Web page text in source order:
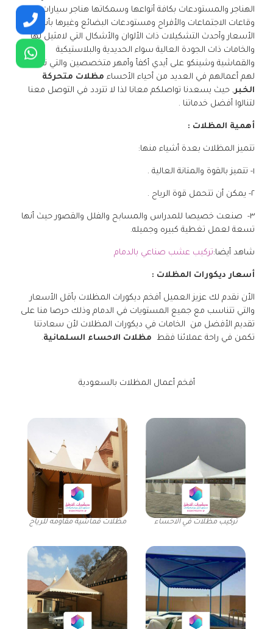
الهناجر والمستودعات بكافة أنواعها وسمكاتها هناجر سيارات
وقاعات الاجتماعات والأفراح ومستودعات البضائع وغيرها بأنسب
الأسعار وأحدث التشكيلات ذات الألوان والأشكال التي لامثيل لها
والخامات ذات الجودة العالية سواء الحديدية والبلاستيكية
والقماشية وشينكو على أيدي أكفأ وأمهر متخصصين والتي تشهد
لهم أعمالهم في العديد من أحياء الأحساء مظلات متحركة
الخبر, حيث يسعدنا تواصلكم معانا لذا لا تتردد في التوصل معنا
لتنالوا أفضل خدماتنا .
أهمية المظلات :
تتميز المظلات بعدة أشياء منها:
١- تتميز بالقوة والمتانة العالية .
٢- يمكن أن تتحمل قوة الرياح .
٣- صنعت خصيصا للمدراس والمسابح والفلل والقصور حيث أنها
تسعة لعمل تغطية كبيره وجميله.
شاهد أيضا:تركيب عشب صناعي بالدمام
أسعار ديكورات المظلات :
الأن نقدم لك عزيز العميل أفخم ديكورات المظلات بأقل الأسعار
والتي تتناسب مع جميع المستويات في الدمام وذلك حرصا منا على
تقديم الأفضل من الخامات في ديكورات المظلات لأن سعادتنا
تكمن في راحة عملائنا فقط مظلات الاحساء السلمانية.
أفخم أعمال المظلات بالسعودية
تركيب مظلات في الاحساء مظلات قماشية مقاومه للرياح